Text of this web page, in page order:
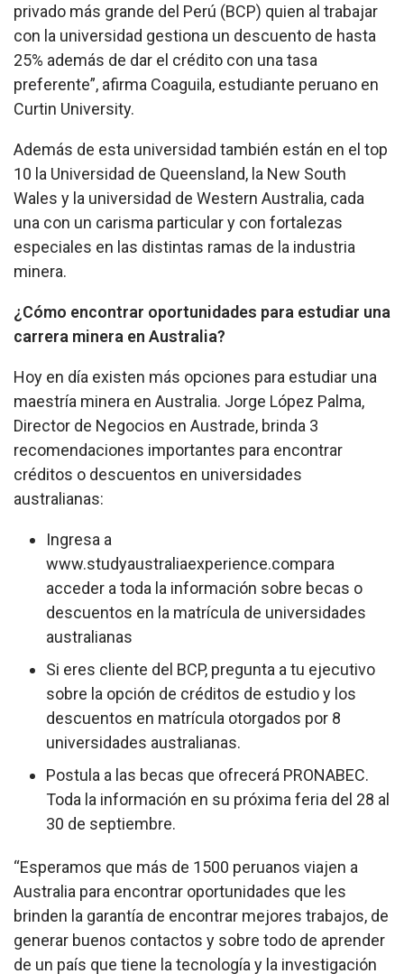
privado más grande del Perú (BCP) quien al trabajar
con la universidad gestiona un descuento de hasta
25% además de dar el crédito con una tasa
preferente”, afirma Coaguila, estudiante peruano en
Curtin University.
Además de esta universidad también están en el top
10 la Universidad de Queensland, la New South
Wales y la universidad de Western Australia, cada
una con un carisma particular y con fortalezas
especiales en las distintas ramas de la industria
minera.
¿Cómo encontrar oportunidades para estudiar una
carrera minera en Australia?
Hoy en día existen más opciones para estudiar una
maestría minera en Australia. Jorge López Palma,
Director de Negocios en Austrade, brinda 3
recomendaciones importantes para encontrar
créditos o descuentos en universidades
australianas:
Ingresa a
www.studyaustraliaexperience.compara
acceder a toda la información sobre becas o
descuentos en la matrícula de universidades
australianas
Si eres cliente del BCP, pregunta a tu ejecutivo
sobre la opción de créditos de estudio y los
descuentos en matrícula otorgados por 8
universidades australianas.
Postula a las becas que ofrecerá PRONABEC.
Toda la información en su próxima feria del 28 al
30 de septiembre.
“Esperamos que más de 1500 peruanos viajen a
Australia para encontrar oportunidades que les
brinden la garantía de encontrar mejores trabajos, de
generar buenos contactos y sobre todo de aprender
de un país que tiene la tecnología y la investigación